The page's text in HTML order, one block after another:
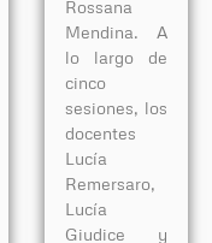
Rossana
Mendina. A
lo largo de
cinco
sesiones, los
docentes
Lucía
Remersaro,
Lucía
Giudice y